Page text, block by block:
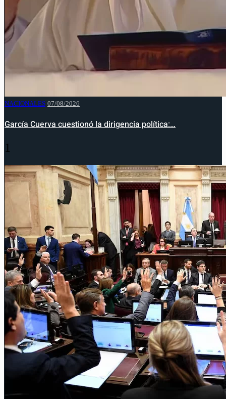
NACIONALES 07/08/2026
García Cuerva cuestionó la dirigencia política:…
1